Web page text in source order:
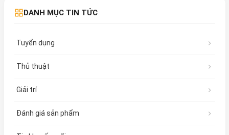
DANH MỤC TIN TỨC
Tuyển dụng
Thủ thuật
Giải trí
Đánh giá sản phẩm